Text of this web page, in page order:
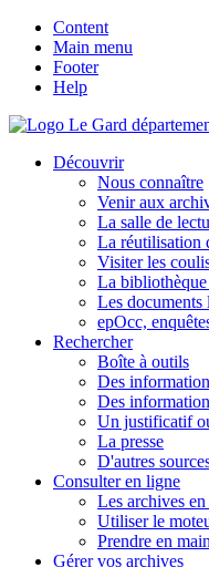
Content
Main menu
Footer
Help
Découvrir
Nous connaître
Venir aux
La salle de
La réutilisation
Visiter les
La
Les documents
epOcc,
Rechercher
Boîte à outils
Des
Des
Un justificatif
La presse
D'autres
Consulter en ligne
Les archives
Utiliser le
Prendre en
Gérer vos archives